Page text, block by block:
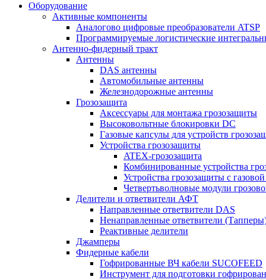
Оборудование
Активные компоненты
Аналогово цифровые преобразователи ATSP
Программируемые логистические
Антенно-фидерный тракт
Антенны
DAS антенны
Автомобильные антенны
Железнодорожные антенны
Грозозащита
Аксессуары для монтажа грозозащиты
Высоковольтные блокировки DC
Газовые капсулы для устройств
Устройства грозозащиты
ATEX-грозозащита
Комбинированные устройства
Устройства грозозащиты с
Четвертьволновые модули
Делители и ответвители АФТ
Направленные ответвители DAS
Ненаправленные ответвители
Реактивные делители
Джамперы
Фидерные кабели
Гофрированные ВЧ кабели SUCOFEED
Инструмент для подготовки